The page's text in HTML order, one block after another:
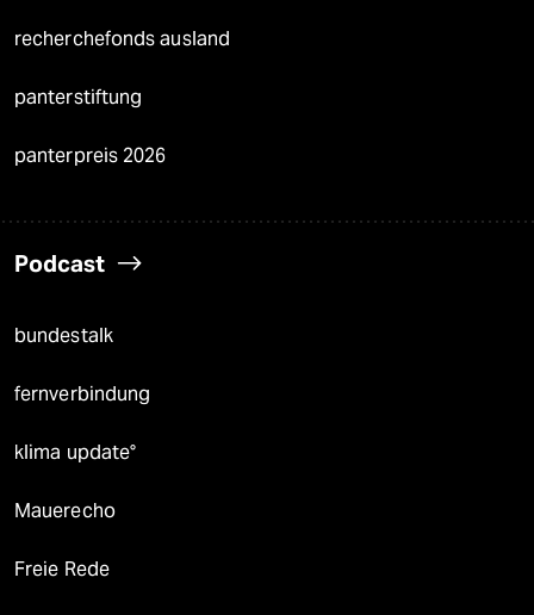
recherchefonds ausland
panterstiftung
panterpreis 2026
Podcast
bundestalk
fernverbindung
klima update°
Mauerecho
Freie Rede